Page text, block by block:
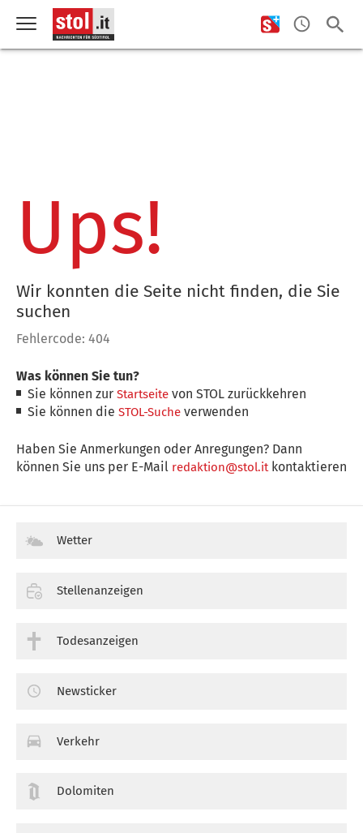
Ups!
Wir konnten die Seite nicht finden, die Sie
suchen
Fehlercode: 404
Was können Sie tun?
Sie können zurStartseite von STOL zurückkehren
Sie können dieSTOL-Suche verwenden
Haben Sie Anmerkungen oder Anregungen? Dann
können Sie uns per E-Mail redaktion@stol.itkontaktieren
Wetter
Stellenanzeigen
Todesanzeigen
Newsticker
Verkehr
Dolomiten